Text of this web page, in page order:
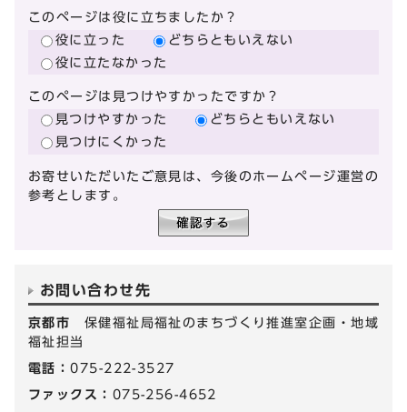
このページは役に立ちましたか？
役に立った
どちらともいえない
役に立たなかった
このページは見つけやすかったですか？
見つけやすかった
どちらともいえない
見つけにくかった
お寄せいただいたご意見は、今後のホームページ運営の
参考とします。
お問い合わせ先
京都市 保健福祉局福祉のまちづくり推進室企画・地域
福祉担当
電話：075-222-3527
ファックス： 075-256-4652